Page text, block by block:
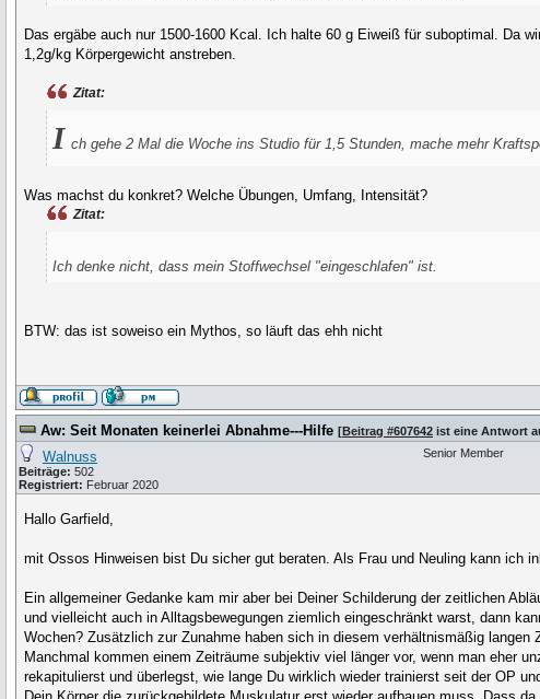
Das ergäbe auch nur 1500-1600 Kcal. Ich halte 60 g Eiweiß für suboptimal. Da
1,2g/kg Körpergewicht anstreben.
Zitat:
I ch gehe 2 Mal die Woche ins Studio für 1,5 Stunden, mache mehr
Was machst du konkret? Welche Übungen, Umfang, Intensität?
Zitat:
Ich denke nicht, dass mein Stoffwechsel "eingeschlafen" ist.
BTW: das ist soweiso ein Mythos, so läuft das ehh nicht
Aw: Seit Monaten keinerlei Abnahme---Hilfe [Beitrag #607642 ist eine Antwort
Walnuss
Beiträge: 502
Registriert: Februar 2020
Senior Member
Hallo Garfield,
mit Ossos Hinweisen bist Du sicher gut beraten. Als Frau und Neuling kann ich
Ein allgemeiner Gedanke kam mir aber bei Deiner Schilderung der zeitlichen
und vielleicht auch in Alltagsbewegungen ziemlich eingeschränkt warst, dann
Wochen? Zusätzlich zur Zunahme haben sich in diesem verhältnismäßig
Manchmal kommen einem Zeiträume subjektiv viel länger vor, wenn man eher
rekapitulierst und überlegst, wie lange Du wirklich wieder trainierst seit der OP